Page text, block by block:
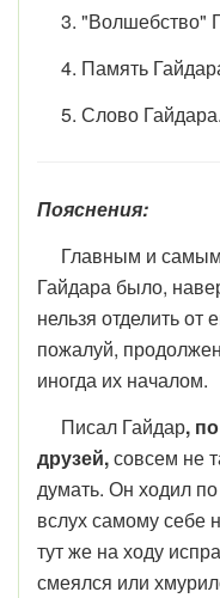
3. "Волшебство"
4. Память
5. Слово Гайдара.
Пояснения:
Главным и самым
Гайдара было,
нельзя отделить от
пожалуй,
иногда их началом.
Писал Гайдар,
друзей,совсем не
думать. Он ходил
вслух самому себе
тут же на ходу
смеялся или